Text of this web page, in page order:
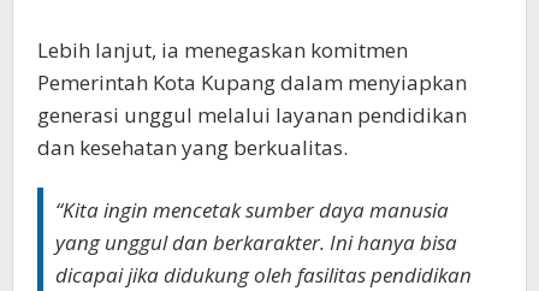
Lebih lanjut, ia menegaskan komitmen
Pemerintah Kota Kupang dalam menyiapkan
generasi unggul melalui layanan pendidikan
dan kesehatan yang berkualitas.
“Kita ingin mencetak sumber daya manusia
yang unggul dan berkarakter. Ini hanya bisa
dicapai jika didukung oleh fasilitas pendidikan